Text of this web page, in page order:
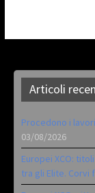
Articoli
Procedono i
03/08/2026
Europei XCO:
tra gli Elite. Corvi